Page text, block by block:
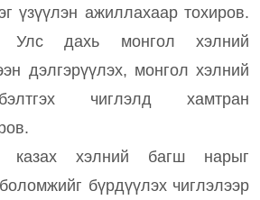
үзүүлэн ажиллахаар тохиров.
Улс дахь монгол хэлний
дэлгэрүүлэх, монгол хэлний
чиглэлд хамтран
казах хэлний багш нарыг
бүрдүүлэх чиглэлээр